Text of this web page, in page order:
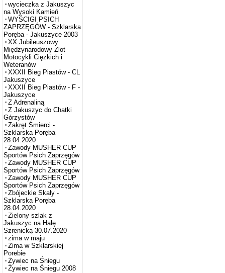
wycieczka z Jakuszyc
na Wysoki Kamień
WYŚCIGI PSICH
ZAPRZĘGÓW - Szklarska
Poręba - Jakuszyce 2003
XX Jubileuszowy
Międzynarodowy Zlot
Motocykli Ciężkich i
Weteranów
XXXII Bieg Piastów - CL
Jakuszyce
XXXII Bieg Piastów - F -
Jakuszyce
Z Adrenaliną
Z Jakuszyc do Chatki
Górzystów
Zakręt Śmierci -
Szklarska Poręba
28.04.2020
Zawody MUSHER CUP
Sportów Psich Zaprzęgów
Zawody MUSHER CUP
Sportów Psich Zaprzęgów
Zawody MUSHER CUP
Sportów Psich Zaprzęgów
Zbójeckie Skały -
Szklarska Poręba
28.04.2020
Zielony szlak z
Jakuszyc na Halę
Szrenicką 30.07.2020
zima w maju
Zima w Szklarskiej
Porebie
Żywiec na Śniegu
Żywiec na Śniegu 2008